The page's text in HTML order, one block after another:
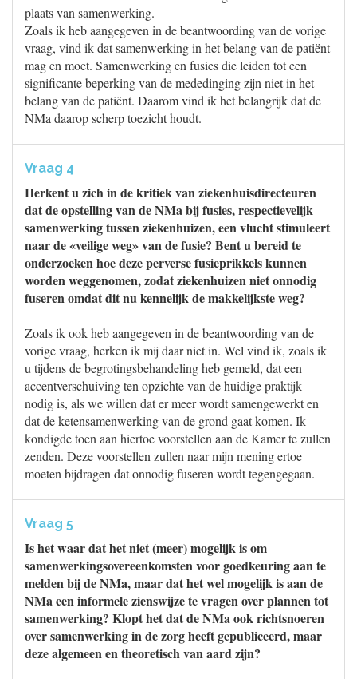
plaats van samenwerking.
Zoals ik heb aangegeven in de beantwoording van de vorige
vraag, vind ik dat samenwerking in het belang van de patiënt
mag en moet. Samenwerking en fusies die leiden tot een
significante beperking van de mededinging zijn niet in het
belang van de patiënt. Daarom vind ik het belangrijk dat de
NMa daarop scherp toezicht houdt.
Vraag 4
Herkent u zich in de kritiek van ziekenhuisdirecteuren
dat de opstelling van de NMa bij fusies, respectievelijk
samenwerking tussen ziekenhuizen, een vlucht stimuleert
naar de «veilige weg» van de fusie? Bent u bereid te
onderzoeken hoe deze perverse fusieprikkels kunnen
worden weggenomen, zodat ziekenhuizen niet onnodig
fuseren omdat dit nu kennelijk de makkelijkste weg?
Zoals ik ook heb aangegeven in de beantwoording van de
vorige vraag, herken ik mij daar niet in. Wel vind ik, zoals ik
u tijdens de begrotingsbehandeling heb gemeld, dat een
accentverschuiving ten opzichte van de huidige praktijk
nodig is, als we willen dat er meer wordt samengewerkt en
dat de ketensamenwerking van de grond gaat komen. Ik
kondigde toen aan hiertoe voorstellen aan de Kamer te zullen
zenden. Deze voorstellen zullen naar mijn mening ertoe
moeten bijdragen dat onnodig fuseren wordt tegengegaan.
Vraag 5
Is het waar dat het niet (meer) mogelijk is om
samenwerkingsovereenkomsten voor goedkeuring aan te
melden bij de NMa, maar dat het wel mogelijk is aan de
NMa een informele zienswijze te vragen over plannen tot
samenwerking? Klopt het dat de NMa ook richtsnoeren
over samenwerking in de zorg heeft gepubliceerd, maar
deze algemeen en theoretisch van aard zijn?